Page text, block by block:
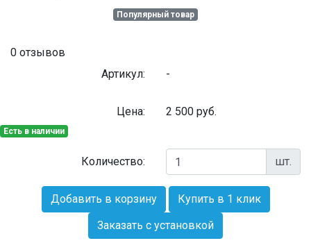
Популярный товар
0 отзывов
Артикул:
-
Цена: 2 500 руб.
Есть в наличии
Количество: шт.
Добавить в корзину
Купить в 1 клик
Заказать с установкой